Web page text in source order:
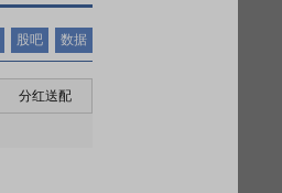
股吧 数据
分红送配